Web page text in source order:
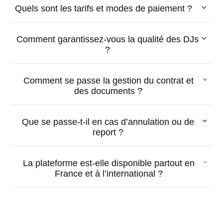
Quels sont les tarifs et modes de paiement ?
Comment garantissez-vous la qualité des DJs
?
Comment se passe la gestion du contrat et
des documents ?
Que se passe-t-il en cas d’annulation ou de
report ?
La plateforme est-elle disponible partout en
France et à l’international ?